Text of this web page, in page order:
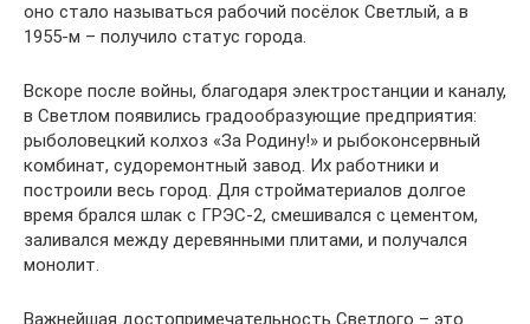
оно стало называться рабочий посёлок Светлый, а в
1955-м – получило статус города.
Вскоре после войны, благодаря электростанции и каналу,
в Светлом появились градообразующие предприятия:
рыболовецкий колхоз «За Родину!» и рыбоконсервный
комбинат, судоремонтный завод. Их работники и
построили весь город. Для стройматериалов долгое
время брался шлак с ГРЭС-2, смешивался с цементом,
заливался между деревянными плитами, и получался
монолит.
Важнейшая достопримечательность Светлого – это